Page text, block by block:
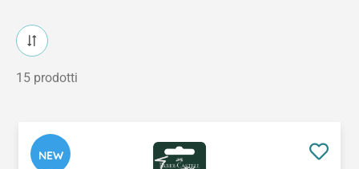
15 prodotti
NEW